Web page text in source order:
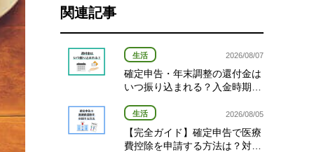
関連記事
生活 2026/08/07
確定申告・年末調整の還付金は
いつ振り込まれる？入金時期と
生活 2026/08/05
【完全ガイド】確定申告で医療
費控除を申請する方法は？対象